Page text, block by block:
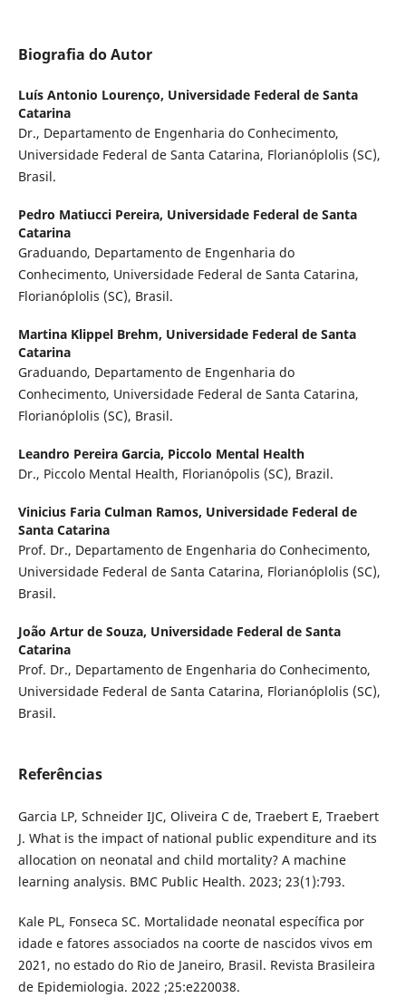
Biografia do Autor
Luís Antonio Lourenço, Universidade Federal de Santa
Catarina
Dr., Departamento de Engenharia do Conhecimento,
Universidade Federal de Santa Catarina, Florianóplolis (SC),
Brasil.
Pedro Matiucci Pereira, Universidade Federal de Santa
Catarina
Graduando, Departamento de Engenharia do
Conhecimento, Universidade Federal de Santa Catarina,
Florianóplolis (SC), Brasil.
Martina Klippel Brehm, Universidade Federal de Santa
Catarina
Graduando, Departamento de Engenharia do
Conhecimento, Universidade Federal de Santa Catarina,
Florianóplolis (SC), Brasil.
Leandro Pereira Garcia, Piccolo Mental Health
Dr., Piccolo Mental Health, Florianópolis (SC), Brazil.
Vinicius Faria Culman Ramos, Universidade Federal de
Santa Catarina
Prof. Dr., Departamento de Engenharia do Conhecimento,
Universidade Federal de Santa Catarina, Florianóplolis (SC),
Brasil.
João Artur de Souza, Universidade Federal de Santa
Catarina
Prof. Dr., Departamento de Engenharia do Conhecimento,
Universidade Federal de Santa Catarina, Florianóplolis (SC),
Brasil.
Referências
Garcia LP, Schneider IJC, Oliveira C de, Traebert E, Traebert
J. What is the impact of national public expenditure and its
allocation on neonatal and child mortality? A machine
learning analysis. BMC Public Health. 2023; 23(1):793.
Kale PL, Fonseca SC. Mortalidade neonatal específica por
idade e fatores associados na coorte de nascidos vivos em
2021, no estado do Rio de Janeiro, Brasil. Revista Brasileira
de Epidemiologia. 2022 ;25:e220038.